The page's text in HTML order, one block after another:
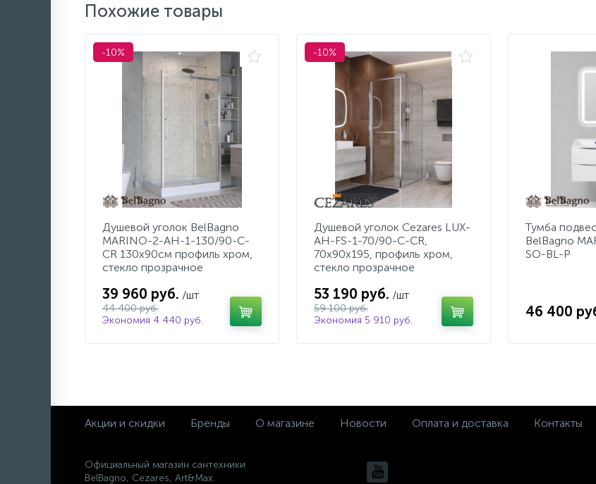
Похожие товары
-10%
Душевой уголок BelBagno
MARINO-2-AH-1-130/90-C-
CR 130х90см профиль хром,
стекло прозрачное
39 960 руб. /шт
44 400 руб.
Экономия 4 440 руб.
-10%
Душевой уголок Cezares LUX-
AH-FS-1-70/90-C-CR,
70х90х195, профиль хром,
стекло прозрачное
53 190 руб. /шт
59 100 руб.
Экономия 5 910 руб.
Тумба
BelBagno
SO-BL-P
46 400
Акции и скидки Бренды О магазине Новости Оплата и доставка Контакты
Официальный магазин сантехники
BelBagno, Cezares, Art&Max.